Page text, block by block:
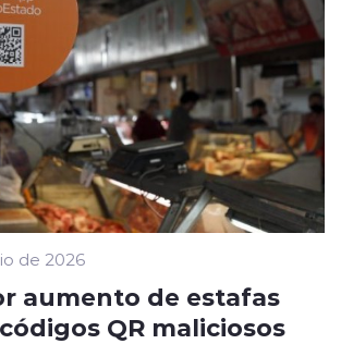
de 2026
aumento de estafas
QR maliciosos